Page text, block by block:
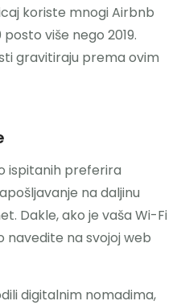
koriste mnogi Airbnb
više nego 2019.
gravitiraju prema ovim
ispitanih preferira
na daljinu
Dakle, ako je vaša Wi-Fi
navedite na svojoj web
digitalnim nomadima,